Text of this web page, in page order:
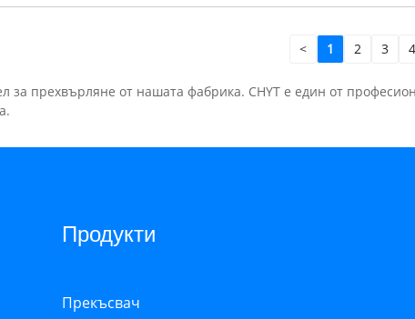
< 1 2 3 4
за прехвърляне от нашата фабрика. CHYT е един от
Продукти
Прекъсвач